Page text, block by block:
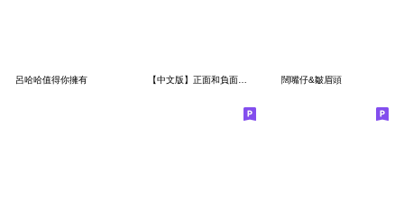
呂哈哈值得你擁有 【中文版】正面和負面的法國鬥牛犬 闊嘴仔&皺眉頭